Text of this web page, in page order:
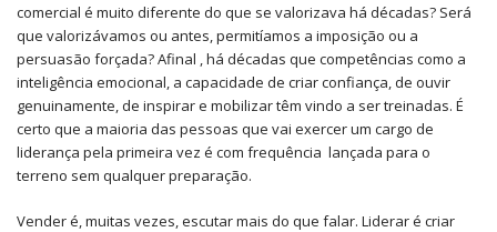
comercial é muito diferente do que se valorizava há décadas? Será
que valorizávamos ou antes, permitíamos a imposição ou a
persuasão forçada? Afinal , há décadas que competências como a
inteligência emocional, a capacidade de criar confiança, de ouvir
genuinamente, de inspirar e mobilizar têm vindo a ser treinadas. É
certo que a maioria das pessoas que vai exercer um cargo de
liderança pela primeira vez é com frequência lançada para o
terreno sem qualquer preparação.
Vender é, muitas vezes, escutar mais do que falar. Liderar é criar